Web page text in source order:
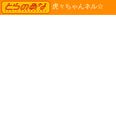
TORANOANA
虎々ちゃんネル☆